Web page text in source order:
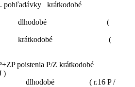
pohľadávky krátkodobé
dlhodobé (
krátkodobé (
poistenia P/Z krátkodobé
)
dlhodobé ( r.16 P /